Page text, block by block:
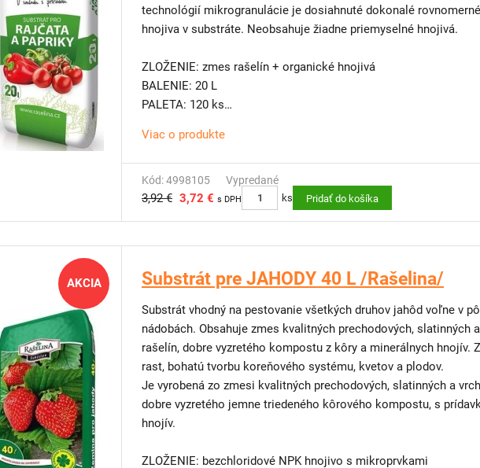
technológií mikrogranulácie je dosiahnuté dokonalé
hnojiva v substráte. Neobsahuje žiadne priemyselné hnojivá.
ZLOŽENIE: zmes rašelín + organické hnojivá
BALENIE: 20 L
PALETA: 120 ks
TIP OD NÁS: Pre lepšie vedenie paradajok odporúčame použiť
rastliny– šetrný k rastlinám, ideálny na paradajky, papriky či
Viac o produkte
Kód: 4998105 Vypredané
3,92 € 3,72 € s DPH ks Pridať do košíka
AKCIA Substrát pre JAHODY 40 L /Rašelina/
Substrát vhodný na pestovanie všetkých druhov jahôd voľne v
nádobách. Obsahuje zmes kvalitných prechodových, slatinných
rašelín, dobre vyzretého kompostu z kôry a minerálnych hnojív.
rast, bohatú tvorbu koreňového systému, kvetov a plodov.
Je vyrobená zo zmesi kvalitných prechodových, slatinných a
dobre vyzretého jemne triedeného kôrového kompostu, s
hnojív.
ZLOŽENIE: bezchloridové NPK hnojivo s mikroprvkami